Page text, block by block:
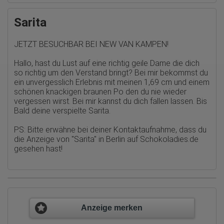
erstellt werden. Diese Informationen wird Google gegebenenfalls
von Google verarbeiten. Die IP-Adresse der Nutzer wird von
oder in anderen Vertragsstaaten des Abkommens über den
Europäischen Wirtschaftsraum gekürzt, dies bedeutet, dass alle
Daten anonym erhoben werden. Nur in Ausnahmefällen wird die
volle IP-Adresse an einen Server von Google in den USA
übertragen und dort gekürzt. Die von dem Browser des Nutzers
übermittelte IP-Adresse wird nicht mit anderen Daten von Google
zusammengeführt.
Erhobene Informationen zum Besucherverhalten sind folgende:
Herkunft (Land und Stadt)
Sprache
verweisende Webseite)
Welche Dateien wurden heruntergeladen?
Welche Videos angeschaut?
Sarita
JETZT BESUCHBAR BEI NEW VAN KAMPEN!
Hallo, hast du Lust auf eine richtig geile Dame die dich
so richtig um den Verstand bringt? Bei mir bekommst du
ein unvergesslich Erlebnis mit meinen 1,69 cm und einem
schönen knackigen braunen Po den du nie wieder
vergessen wirst. Bei mir kannst du dich fallen lassen. Bis
Bald deine verspielte Sarita.
PS: Bitte erwähne bei deiner Kontaktaufnahme, dass du
die Anzeige von "Sarita" in Berlin auf Schokoladies.de
gesehen hast!
Anzeige merken